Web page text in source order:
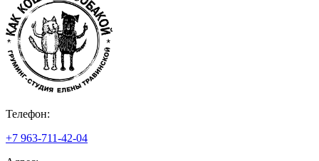
Телефон:
+7 963-711-42-04